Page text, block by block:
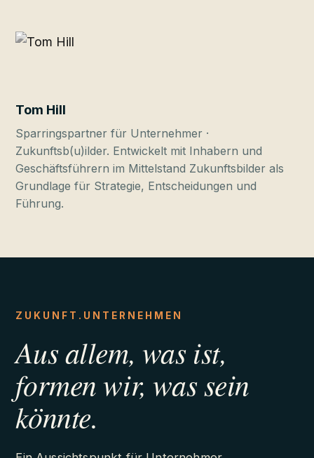
Tom Hill
Sparringspartner für Unternehmer ·
Zukunftsb(u)ilder. Entwickelt mit Inhabern und
Geschäftsführern im Mittelstand Zukunftsbilder als
Grundlage für Strategie, Entscheidungen und
Führung.
ZUKUNFT.UNTERNEHMEN
Aus allem, was ist,
formen wir, was sein
könnte.